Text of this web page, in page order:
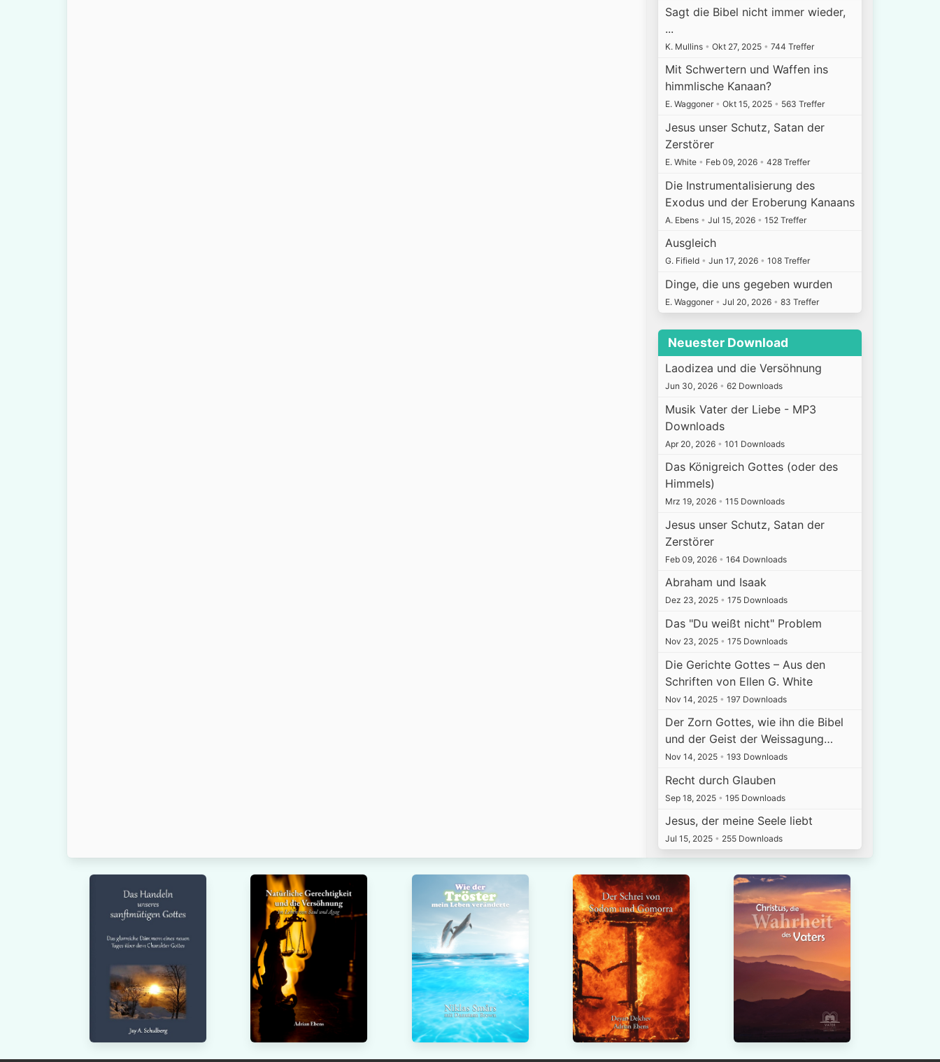
Sagt die Bibel nicht immer wieder,
...
K. Mullins • Okt 27, 2025 • 744 Treffer
Mit Schwertern und Waffen ins
himmlische Kanaan?
E. Waggoner • Okt 15, 2025 • 563 Treffer
Jesus unser Schutz, Satan der
Zerstörer
E. White • Feb 09, 2026 • 428 Treffer
Die Instrumentalisierung des
Exodus und der Eroberung Kanaans
A. Ebens • Jul 15, 2026 • 152 Treffer
Ausgleich
G. Fifield • Jun 17, 2026 • 108 Treffer
Dinge, die uns gegeben wurden
E. Waggoner • Jul 20, 2026 • 83 Treffer
Neuester Download
Laodizea und die Versöhnung
Jun 30, 2026 • 62 Downloads
Musik Vater der Liebe - MP3
Downloads
Apr 20, 2026 • 101 Downloads
Das Königreich Gottes (oder des
Himmels)
Mrz 19, 2026 • 115 Downloads
Jesus unser Schutz, Satan der
Zerstörer
Feb 09, 2026 • 164 Downloads
Abraham und Isaak
Dez 23, 2025 • 175 Downloads
Das "Du weißt nicht" Problem
Nov 23, 2025 • 175 Downloads
Die Gerichte Gottes – Aus den
Schriften von Ellen G. White
Nov 14, 2025 • 197 Downloads
Der Zorn Gottes, wie ihn die Bibel
und der Geist der Weissagung…
Nov 14, 2025 • 193 Downloads
Recht durch Glauben
Sep 18, 2025 • 195 Downloads
Jesus, der meine Seele liebt
Jul 15, 2025 • 255 Downloads